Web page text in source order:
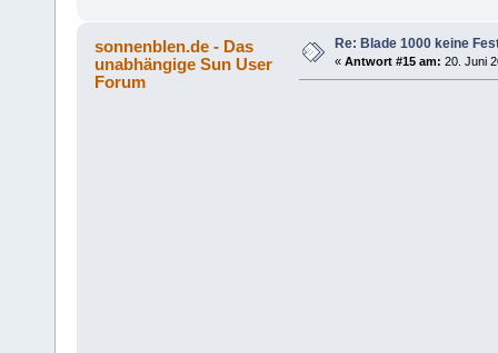
sonnenblen.de - Das
unabhängige Sun User
Forum
Re: Blade 1000 keine
« Antwort #15 am: 20. Juni